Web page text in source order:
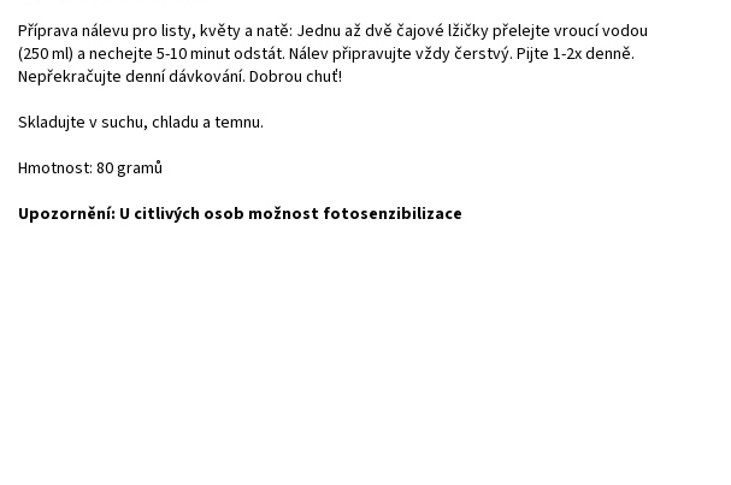
Příprava nálevu pro listy, květy a natě: Jednu až dvě čajové lžičky přelejte vroucí vodou
(250 ml) a nechejte 5-10 minut odstát. Nálev připravujte vždy čerstvý. Pijte 1-2x denně.
Nepřekračujte denní dávkování. Dobrou chuť!
Skladujte v suchu, chladu a temnu.
Hmotnost: 80 gramů
Upozornění: U citlivých osob možnost fotosenzibilizace